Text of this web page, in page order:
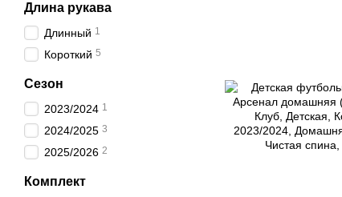
Длина рукава
Длинный 1
Короткий 5
Сезон
2023/2024 1
2024/2025 3
2025/2026 2
Комплект